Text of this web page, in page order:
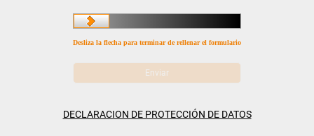
Desliza la flecha para terminar de rellenar el formulario
DECLARACION DE PROTECCIÓN DE DATOS